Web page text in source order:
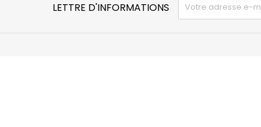
LETTRE D'INFORMATIONS